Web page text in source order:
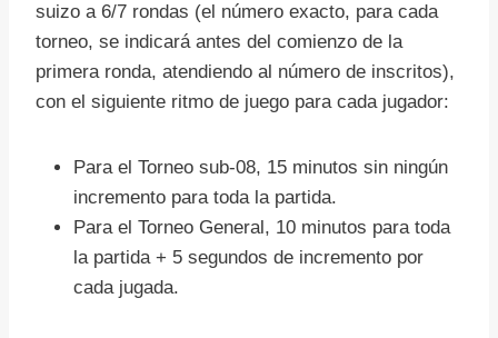
suizo a 6/7 rondas (el número exacto, para cada
torneo, se indicará antes del comienzo de la
primera ronda, atendiendo al número de inscritos),
con el siguiente ritmo de juego para cada jugador:
Para el Torneo sub-08, 15 minutos sin ningún
incremento para toda la partida.
Para el Torneo General, 10 minutos para toda
la partida + 5 segundos de incremento por
cada jugada.